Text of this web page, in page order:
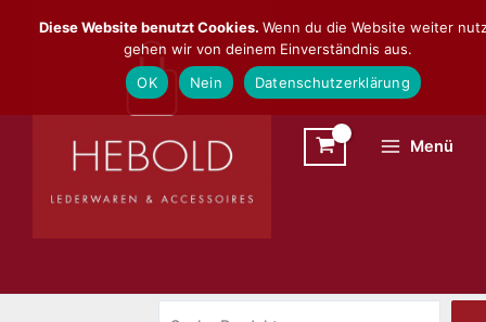
Inhalt
Menü
Diese Website benutzt Cookies. Wenn du die Website weiter
gehen wir von deinem Einverständnis aus.
OK
Nein Datenschutzerklärung